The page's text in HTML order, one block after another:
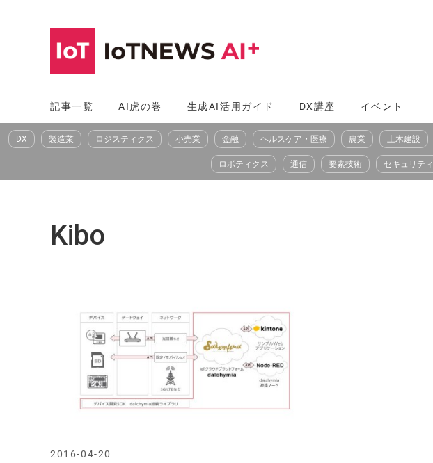
へ
ス
記事一覧 AI虎の巻 生成AI活用ガイド DX講座 イベント
DX 製造業 ロジスティクス 小売業 金融 ヘルスケア・医療 農業 土木建設
ロボティクス 通信 要素技術 セキュリティ
Kibo
2016-04-20